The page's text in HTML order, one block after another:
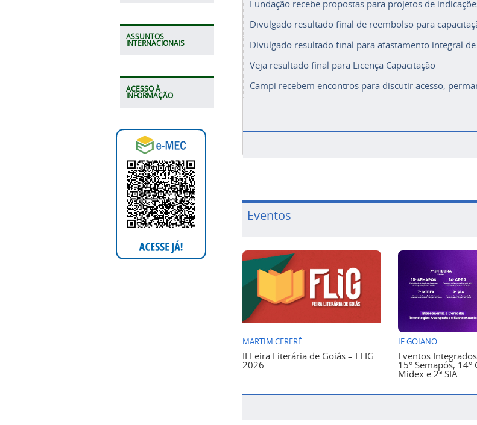
ASSUNTOS
INTERNACIONAIS
ACESSO À
INFORMAÇÃO
Fundação recebe propostas para projetos de
Divulgado resultado final de reembolso para
Divulgado resultado final para afastamento integral
Veja resultado final para Licença Capacitação
Campi recebem encontros para discutir acesso,
Eventos
MARTIM CERERÊ
II Feira Literária de Goiás – FLIG
2026
IF GOIANO
Eventos
15° Semapós, 14°
Midex e 2ª SIA